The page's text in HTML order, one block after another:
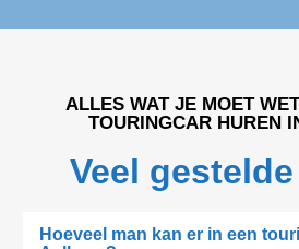
ALLES WAT JE MOET
TOURINGCAR HUREN
Veel
Hoeveel man kan er in een